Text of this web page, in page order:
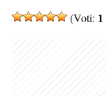
(Voti: 1